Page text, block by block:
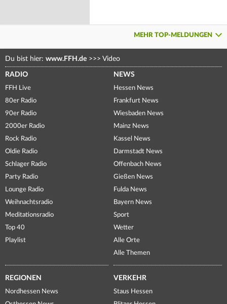
MEHR TOP-MELDUNGEN
Du bist hier: www.FFH.de >>> Video
RADIO
FFH Live
80er Radio
90er Radio
2000er Radio
Rock Radio
Oldie Radio
Schlager Radio
Party Radio
Lounge Radio
Weihnachtsradio
Meditationsradio
Top 40
Playlist
NEWS
Hessen News
Frankfurt News
Wiesbaden News
Mainz News
Kassel News
Darmstadt News
Offenbach News
Gießen News
Fulda News
Bayern News
Sport
Wetter
Alle Orte
Alle Themen
REGIONEN
Nordhessen News
VERKEHR
Staus Hessen